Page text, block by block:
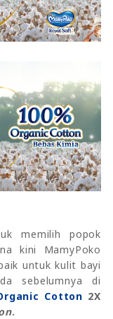
memilih popok
kini MamyPoko
untuk kulit bayi
sebelumnya di
Cotton 2X
.